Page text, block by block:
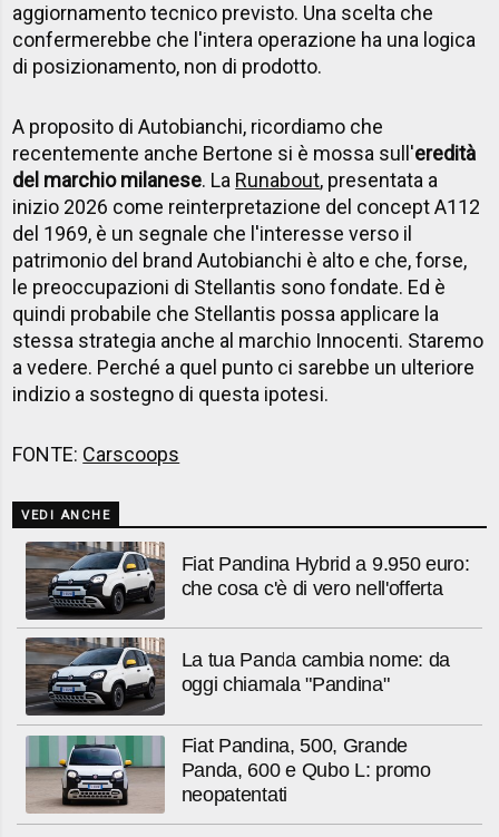
aggiornamento tecnico previsto. Una scelta che
confermerebbe che l'intera operazione ha una logica
di posizionamento, non di prodotto.
A proposito di Autobianchi, ricordiamo che
recentemente anche Bertone si è mossa sull'eredità
del marchio milanese. La Runabout, presentata a
inizio 2026 come reinterpretazione del concept A112
del 1969, è un segnale che l'interesse verso il
patrimonio del brand Autobianchi è alto e che, forse,
le preoccupazioni di Stellantis sono fondate. Ed è
quindi probabile che Stellantis possa applicare la
stessa strategia anche al marchio Innocenti. Staremo
a vedere. Perché a quel punto ci sarebbe un ulteriore
indizio a sostegno di questa ipotesi.
FONTE: Carscoops
VEDI ANCHE
Fiat Pandina Hybrid a 9.950 euro:
che cosa c'è di vero nell'offerta
La tua Panda cambia nome: da
oggi chiamala "Pandina"
Fiat Pandina, 500, Grande
Panda, 600 e Qubo L: promo
neopatentati